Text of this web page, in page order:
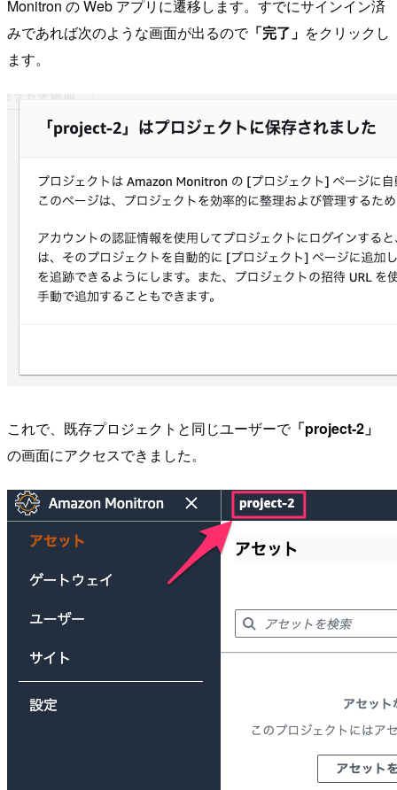
Monitron の Web アプリに遷移します。すでにサインイン済
みであれば次のような画面が出るので「完了」 をクリックし
ます。
これで、既存プロジェクトと同じユーザーで「project-2」
の画面にアクセスできました。